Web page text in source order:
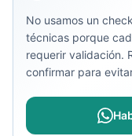
No usamos un
técnicas porque
requerir validación.
confirmar para